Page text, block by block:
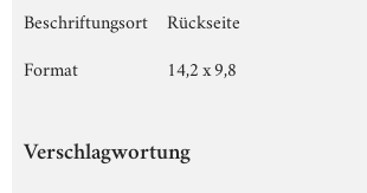
Beschriftungsort
Rückseite
Format
14,2 x 9,8
Verschlagwortung